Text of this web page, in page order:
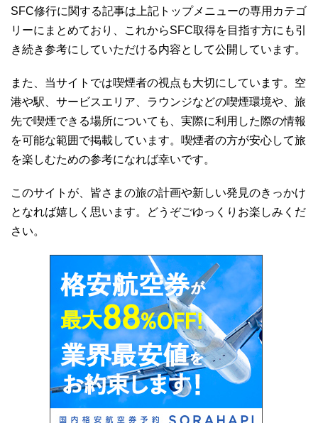
SFC修行に関する記事は上記トップメニューの専用カテゴ
リーにまとめており、これからSFC取得を目指す方にも引
き続き参考にしていただける内容として公開しています。
また、当サイトでは喫煙者の視点も大切にしています。空
港や駅、サービスエリア、ラウンジなどの喫煙環境や、旅
先で喫煙できる場所についても、実際に利用した際の情報
を可能な範囲で掲載しています。喫煙者の方が安心して旅
を楽しむための参考になれば幸いです。
このサイトが、皆さまの旅の計画や新しい発見のきっかけ
となれば嬉しく思います。どうぞごゆっくりお楽しみくだ
さい。